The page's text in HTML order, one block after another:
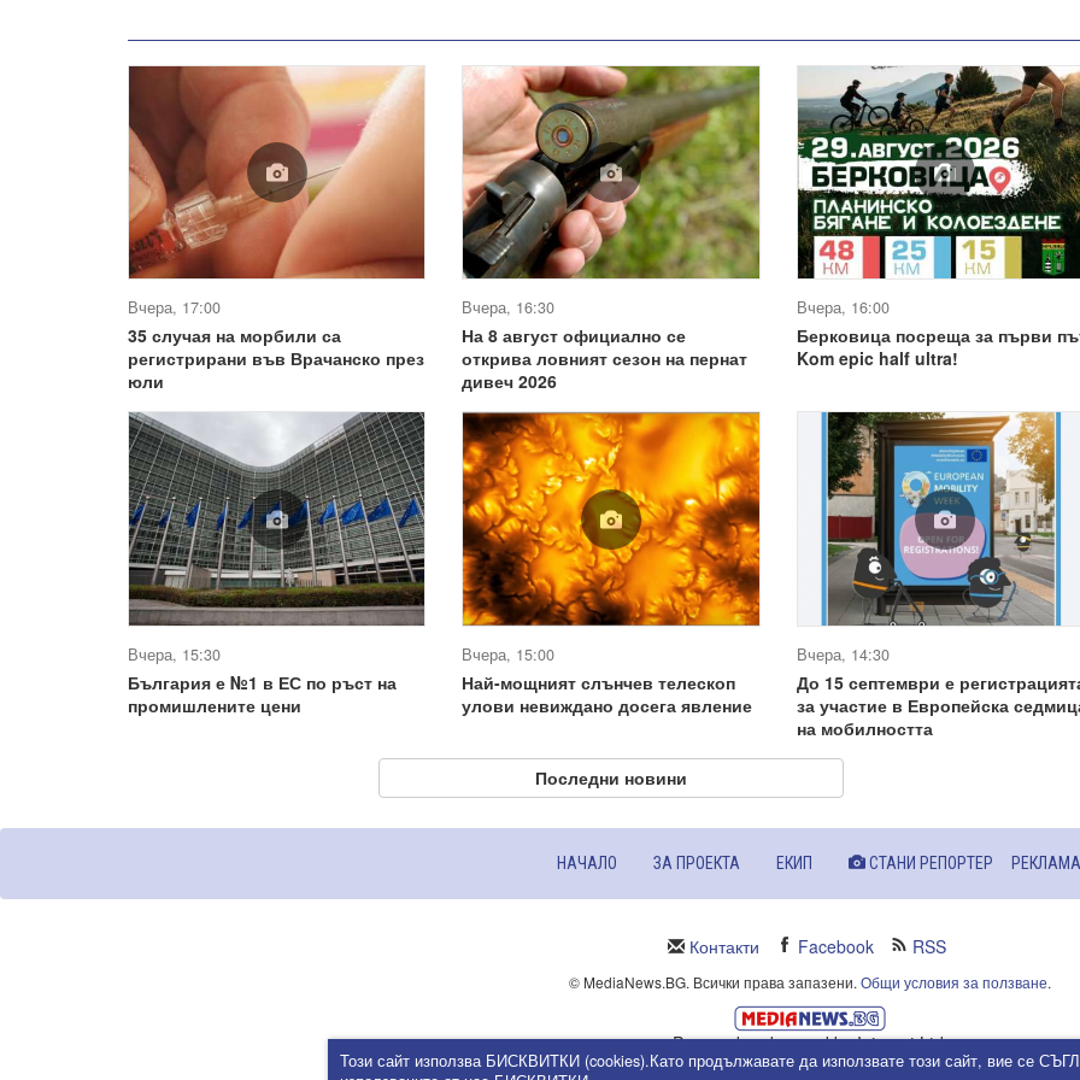
Вчера, 17:00
35 случая на морбили са
регистрирани във Врачанско през
юли
Вчера, 16:30
На 8 август официално се
открива ловният сезон на пернат
дивеч 2026
Вчера, 16:00
Берковица посреща за първи
Kom epic half ultra!
Вчера, 15:30
България е №1 в ЕС по ръст на
промишлените цени
Вчера, 15:00
Най-мощният слънчев телескоп
улови невиждано досега явление
Вчера, 14:30
До 15 септември е
за участие в Европейска
на мобилността
Последни новини
НАЧАЛО ЗА ПРОЕКТА ЕКИП СТАНИ РЕПОРТЕР РЕКЛАМА
Контакти Facebook RSS
© MediaNews.BG. Всички права запазени. Общи условия за ползване.
Powered and owned by Intersat Ltd.
Собственост на Интерсат ООД.
Този сайт използва БИСКВИТКИ (cookies).Като продължавате да използвате този сайт, вие се